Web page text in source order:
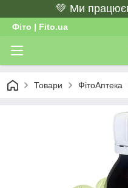
💚 Ми
Фіто | Fito.ua
Товари ФітоАптека